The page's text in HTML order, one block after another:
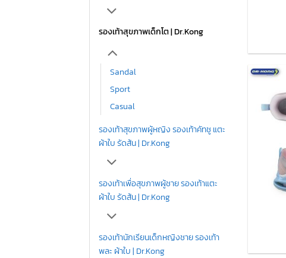
รองเท้าสุขภาพเด็กโต | Dr.Kong
Sandal
Sport
Casual
รองเท้าสุขภาพผู้หญิง รองเท้าคัทชู แตะ
ผ้าใบ รัดส้น | Dr.Kong
รองเท้าเพื่อสุขภาพผู้ชาย รองเท้าแตะ
ผ้าใบ รัดส้น | Dr.Kong
รองเท้านักเรียนเด็กหญิงชาย รองเท้า
พละ ผ้าใบ | Dr.Kong